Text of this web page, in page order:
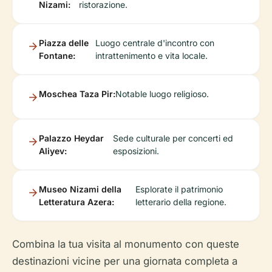
Nizami: ristorazione.
Piazza delle
Fontane:
Luogo centrale d'incontro con
intrattenimento e vita locale.
Moschea Taza Pir:Notable luogo religioso.
Palazzo Heydar
Aliyev:
Sede culturale per concerti ed
esposizioni.
Museo Nizami della
Letteratura Azera:
Esplorate il patrimonio
letterario della regione.
Combina la tua visita al monumento con queste
destinazioni vicine per una giornata completa a